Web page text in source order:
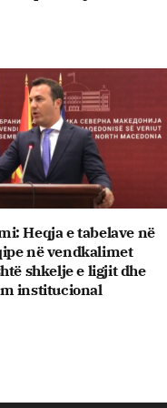
Heqja e tabelave në
në vendkalimet
shkelje e ligjit dhe
institucional